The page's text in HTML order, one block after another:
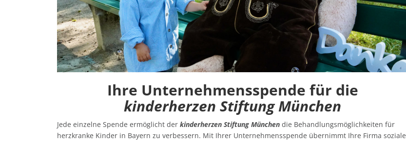
Ihre Unternehmensspende für die
kinderherzen Stiftung München
Jede einzelne Spende ermöglicht der kinderherzen Stiftung München die Behandlungsmöglichkeiten für
herzkranke Kinder in Bayern zu verbessern. Mit Ihrer Unternehmensspende übernimmt Ihre Firma soziale